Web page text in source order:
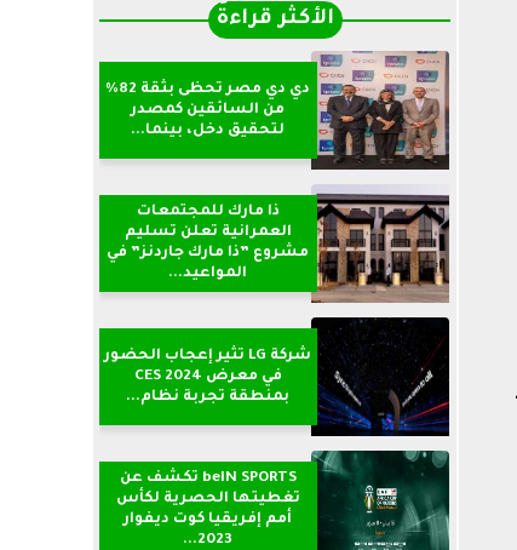
الأكثر قراءةً
دي دي مصر تحظى بثقة 82%
من السائقين كمصدر
لتحقيق دخل، بينما...
ذا مارك للمجتمعات
العمرانية تعلن تسليم
مشروع ”ذا مارك جاردنز” في
المواعيد...
شركة LG تثير إعجاب الحضور
في معرض CES 2024
بمنطقة تجربة نظام...
beIN SPORTS تكشف عن
تغطيتها الحصرية لكأس
أمم إفريقيا كوت ديفوار
2023...